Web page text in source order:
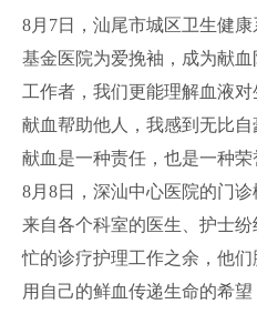
8月7日，汕尾市城区卫生健
基金医院为爱挽袖，成为献血
工作者，我们更能理解血液
献血帮助他人，我感到无比自
献血是一种责任，也是一种荣
8月8日，深汕中心医院的门
来自各个科室的医生、护士
忙的诊疗护理工作之余，他们
用自己的鲜血传递生命的希